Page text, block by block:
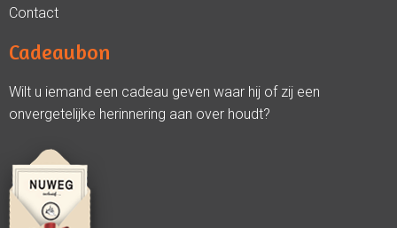
Contact
Cadeaubon
Wilt u iemand een cadeau geven waar hij of zij een
onvergetelijke herinnering aan over houdt?